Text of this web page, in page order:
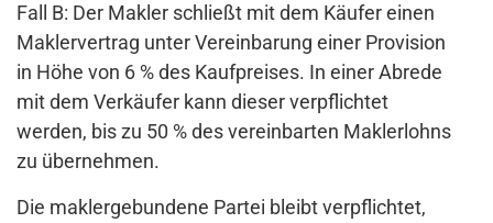
Fall B: Der Makler schließt mit dem Käufer einen
Maklervertrag unter Vereinbarung einer Provision
in Höhe von 6 % des Kaufpreises. In einer Abrede
mit dem Verkäufer kann dieser verpflichtet
werden, bis zu 50 % des vereinbarten Maklerlohns
zu übernehmen.
Die maklergebundene Partei bleibt verpflichtet,